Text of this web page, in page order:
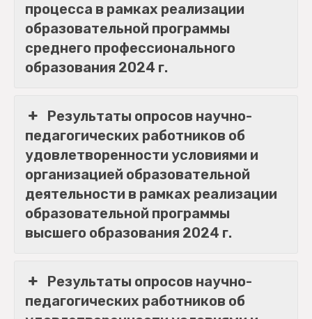
процесса в рамках реализации
образовательной программы
среднего профессионального
образования 2024 г.
Результаты опросов научно-
педагогических работников об
удовлетворенности условиями и
организацией образовательной
деятельности в рамках реализации
образовательной программы
высшего образования 2024 г.
Результаты опросов научно-
педагогических работников об